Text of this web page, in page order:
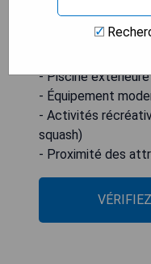
ou se détendre
- Piscine
- Équipement
- Activités
squash)
- Proximité des